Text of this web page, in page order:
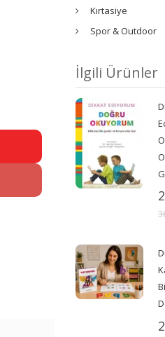
Kırtasiye
Spor & Outdoor
İlgili Ürünler